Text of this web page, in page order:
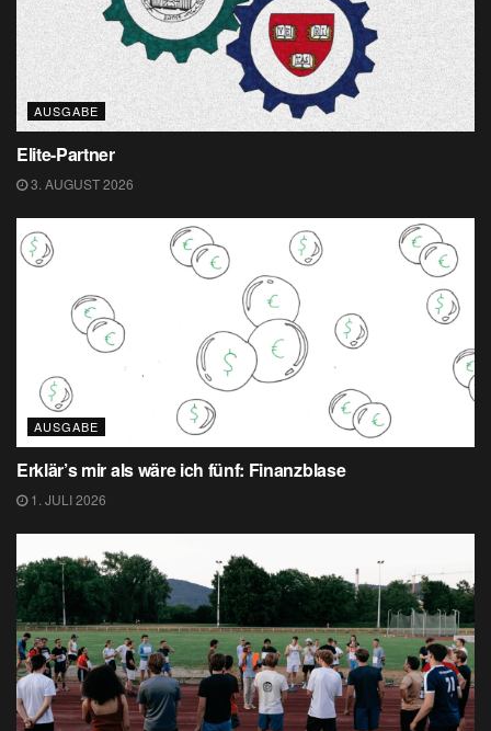
AUSGABE
Elite-Partner
3. AUGUST 2026
AUSGABE
Erklär’s mir als wäre ich fünf: Finanzblase
1. JULI 2026